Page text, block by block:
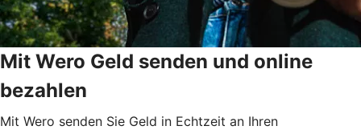
Mit Wero Geld senden und online
bezahlen
Mit Wero senden Sie Geld in Echtzeit an Ihren